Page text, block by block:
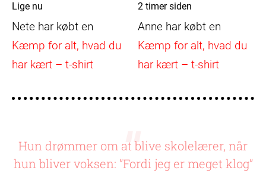
Lige nu
Nete har købt en
Kæmp for alt, hvad du
har kært – t-shirt
2 timer siden
Anne har købt en
Kæmp for alt, hvad du
har kært – t-shirt
Hun drømmer om at blive skolelærer, når
hun bliver voksen: ”Fordi jeg er meget klog”